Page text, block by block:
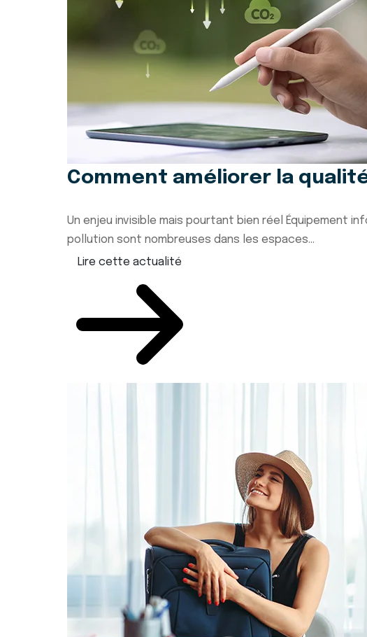
Comment améliorer la
Un enjeu invisible mais pourtant bien réel Équipement
pollution sont nombreuses dans les espaces...
Lire cette actualité